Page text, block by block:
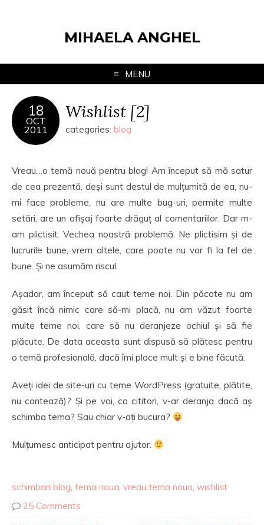
MIHAELA ANGHEL
MENU
18
OCT
2011
Wishlist [2]
categories: blog
Vreau…o temă nouă pentru blog! Am început să mă satur
de cea prezentă, deși sunt destul de mulțumită de ea, nu-
mi face probleme, nu are multe bug-uri, permite multe
setări, are un afișaj foarte drăguț al comentariilor. Dar m-
am plictisit. Vechea noastră problemă. Ne plictisim și de
lucrurile bune, vrem altele, care poate nu vor fi la fel de
bune. Și ne asumăm riscul.
Așadar, am început să caut teme noi. Din păcate nu am
găsit încă nimic care să-mi placă, nu am văzut foarte
multe teme noi, care să nu deranjeze ochiul și să fie
plăcute. De data aceasta sunt dispusă să plătesc pentru
o temă profesională, dacă îmi place mult și e bine făcută.
Aveți idei de site-uri cu teme WordPress (gratuite, plătite,
nu contează)? Și pe voi, ca cititori, v-ar deranja dacă aș
schimba tema? Sau chiar v-ați bucura?
Mulțumesc anticipat pentru ajutor.
schimbari blog, tema noua, vreau tema noua, wishlist
25 Comments